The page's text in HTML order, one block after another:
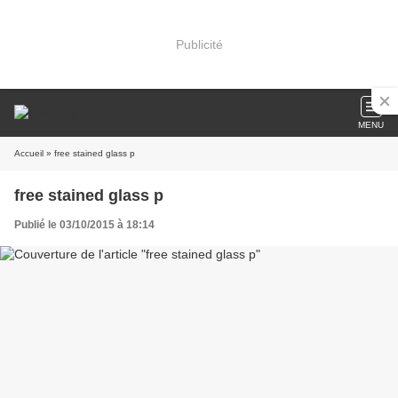
Publicité
MENU
Accueil » free stained glass p
free stained glass p
Publié le 03/10/2015 à 18:14